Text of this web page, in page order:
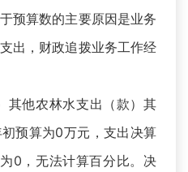
预算数的主要原因是业务
出，财政追拨业务工作经
他农林水支出（款）其
预算为0万元，支出决算
0，无法计算百分比。决